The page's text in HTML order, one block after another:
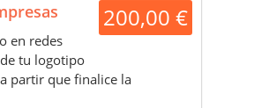
200,00 €
en redes
tu logotipo
partir que finalice la